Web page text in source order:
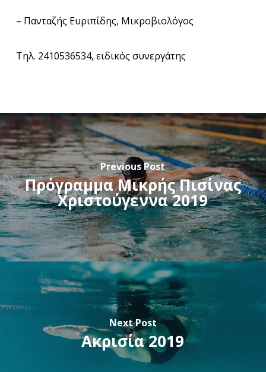
– Πανταζής Ευριπίδης, Μικροβιολόγος
Τηλ. 2410536534, ειδικός συνεργάτης
Previous Post
Πρόγραμμα Μικρής Πισίνας
Χριστούγεννα 2019
Next Post
Ακρισία 2019